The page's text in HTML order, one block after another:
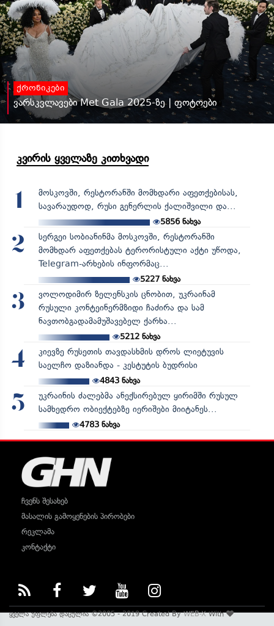
ქრონიკები
ვარსკვლავები Met Gala 2025-ზე | ფოტოები
კვირის ყველაზე კითხვადი
1
მოსკოვში, რესტორანში მომხდარი აფეთქებისას,
სავარაუდოდ, რუსი გენერლის ქალიშვილი და...
5856ნახვა
2
სერგეი სობიანინმა მოსკოვში, რესტორანში
მომხდარ აფეთქებას ტერორისტული აქტი უწოდა,
Telegram-არხების ინფორმაც...
5227ნახვა
3
ვოლოდიმირ ზელენსკის ცნობით, უკრაინამ
რუსული კონტეინერმზიდი ჩაძირა და სამ
ნავთობგადამამუშავებელ ქარხა...
5212ნახვა
4
კიევზე რუსეთის თავდასხმის დროს ლიეტუვის
საელჩო დაზიანდა - კესტუტის ბუდრისი
4843ნახვა
5
უკრაინის ძალებმა ანექსირებულ ყირიმში რუსულ
სამხედრო ობიექტებზე იერიშები მიიტანეს...
4783ნახვა
ჩვენს შესახებ
მასალის გამოყენების პირობები
რეკლამა
კონტაქტი
ყველა უფლება დაცულია ©2005 - 2019 Created ByWEB-XWith